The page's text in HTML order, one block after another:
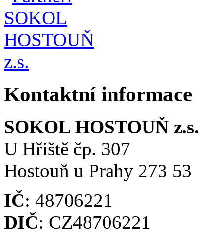
Kontaktní informace
SOKOL HOSTOUŇ z.s.
U Hřiště čp. 307
Hostouň u Prahy 273 53
IČ: 48706221
DIČ: CZ48706221